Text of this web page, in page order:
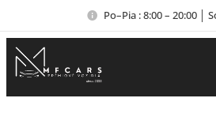
Po–Pia : 8:00 – 20:00 │